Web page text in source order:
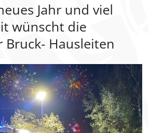
Jahr und viel
wünscht die
Bruck- Hausleiten